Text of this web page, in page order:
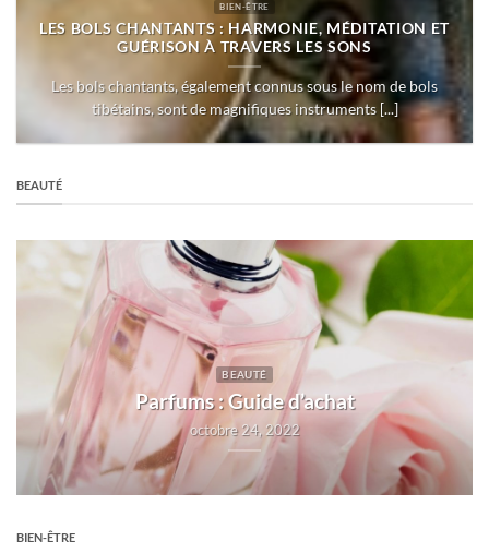
BIEN-ÊTRE
LES BOLS CHANTANTS : HARMONIE, MÉDITATION ET
GUÉRISON À TRAVERS LES SONS
Les bols chantants, également connus sous le nom de bols
tibétains, sont de magnifiques instruments [...]
BEAUTÉ
BEAUTÉ
Parfums : Guide d’achat
octobre 24, 2022
BIEN-ÊTRE